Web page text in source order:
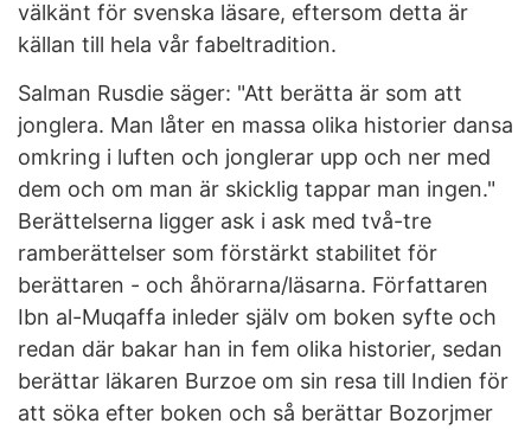
välkänt för svenska läsare, eftersom detta är
källan till hela vår fabeltradition.
Salman Rusdie säger: "Att berätta är som att
jonglera. Man låter en massa olika historier dansa
omkring i luften och jonglerar upp och ner med
dem och om man är skicklig tappar man ingen."
Berättelserna ligger ask i ask med två-tre
ramberättelser som förstärkt stabilitet för
berättaren - och åhörarna/läsarna. Författaren
Ibn al-Muqaffa inleder själv om boken syfte och
redan där bakar han in fem olika historier, sedan
berättar läkaren Burzoe om sin resa till Indien för
att söka efter boken och så berättar Bozorjmer